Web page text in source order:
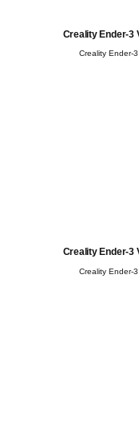
Creality Ender-3
Creality Ender-
Creality Ender-3
Creality Ender-